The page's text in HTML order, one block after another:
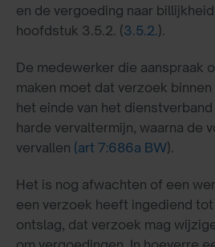
en de vergoeding naar
hoofdstuk 3.5.2. (3.5.2.).
De medewerker die aanspraak
maken moet dat verzoek
het einde van het
harde vervaltermijn, waarna de
vervallen (art 7:686a BW).
Het is nog afwachten of een
een verzoek heeft ingediend
ontslag, dat verzoek mag